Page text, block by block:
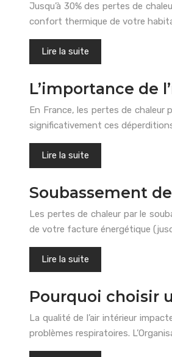
Jusqu’à 30% des pertes de
confort thermique de votre
Lire la suite
L’importance de
En France, les pertes de
significativement ces
Lire la suite
Soubassement
Les pertes de chaleur par le
de votre facture énergétique
Lire la suite
Pourquoi choisir
La qualité de l’air intérieur
problèmes respiratoires.